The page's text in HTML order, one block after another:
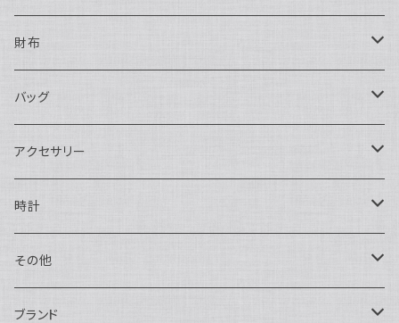
財布
長財布
二つ折り
バッグ
ショルダーバッグ・ボディバッグ
ハンドバッグ・ポーチ
トートバッグ
バックパック・リュックサック
アクセサリー
ネックレス
指輪
ピアス・イヤリング
時計
アナログ・機械式
アナログ・クォーツ
その他
ペン・万年筆
ブランド